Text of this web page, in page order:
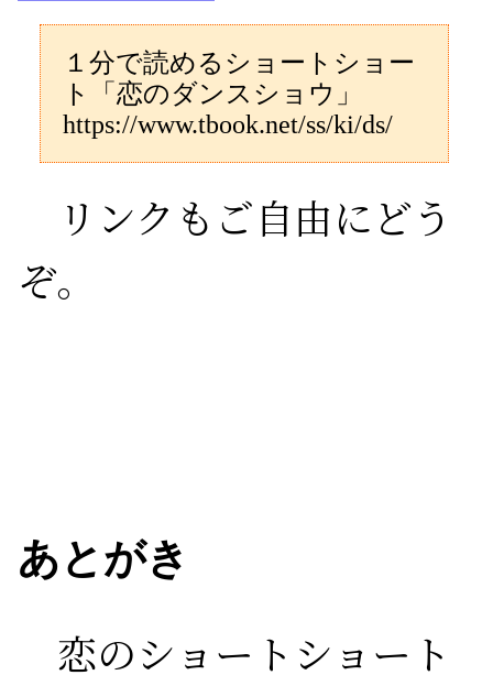
１分で読めるショートショー
ト「恋のダンスショウ」
https://www.tbook.net/ss/ki/ds/
リンクもご自由にどう
ぞ。
あとがき
恋のショートショート